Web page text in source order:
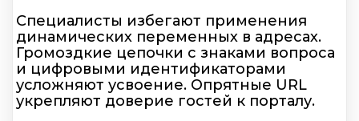
Специалисты избегают применения
динамических переменных в адресах.
Громоздкие цепочки с знаками вопроса
и цифровыми идентификаторами
усложняют усвоение. Опрятные URL
укрепляют доверие гостей к порталу.